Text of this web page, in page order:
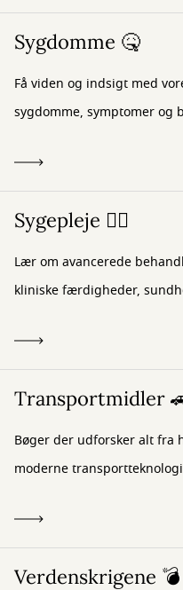
Sygdomme 🤒
Få viden og indsigt med
sygdomme, symptomer og
Sygepleje 👩‍⚕️
Lær om avancerede
kliniske færdigheder,
Transportmidler
Bøger der udforsker alt fra
moderne
Verdenskrigene 💣